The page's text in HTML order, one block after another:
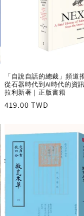
「自說自話的總裁」頻道
從石器時代到AI時代的資
拉利新著｜正版書籍
Regular
419.00 TWD